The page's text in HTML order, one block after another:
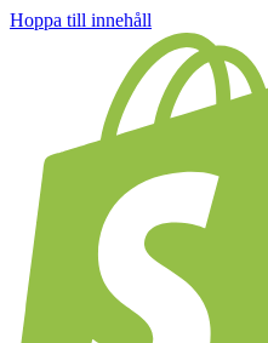
Hoppa till innehåll